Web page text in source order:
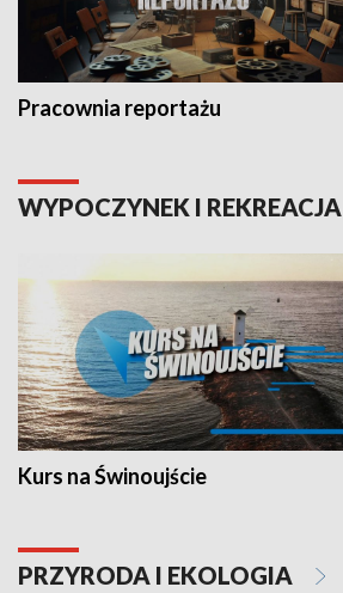
Pracownia reportażu
WYPOCZYNEK I REKREACJA
Kurs na Świnoujście
PRZYRODA I EKOLOGIA